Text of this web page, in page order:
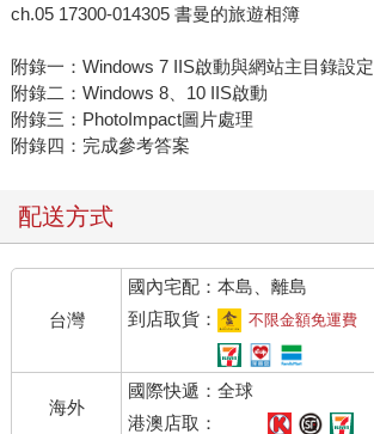
ch.05 17300-014305 書曼的旅遊相簿
附錄一：Windows 7 IIS啟動與網站主目錄設定
附錄二：Windows 8、10 IIS啟動
附錄三：PhotoImpact圖片處理
附錄四：完成參考答案
配送方式
台灣
國內宅配：本島、離島
到店取貨：
不限金額免運費
海外
國際快遞：全球
港澳店取：